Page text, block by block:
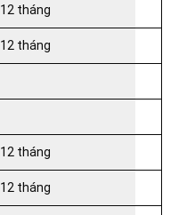
12 tháng
12 tháng
12 tháng
12 tháng